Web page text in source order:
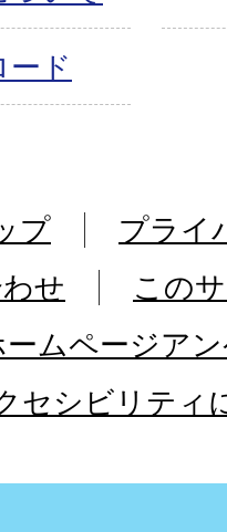
ード
プ
プライ
せ
この
ームページア
セシビリティ